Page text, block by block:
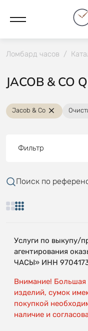
Ломбард часов /
JACOB & CO
Jacob & Co
Фильтр
Поиск по
Услуги по выкупу/
агентирования
ЧАСЫ» ИНН
Внимание! Большая
изделий, сумок
покупкой
наличие и